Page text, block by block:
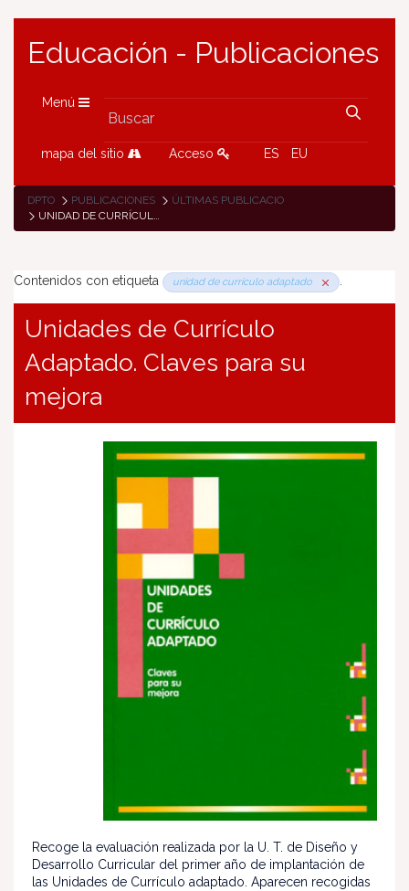
Educación - Publicaciones
Menú
mapa del sitio Acceso ES EU
DPTO PUBLICACIONES
ÚLTIMAS PUBLICACIONES
UNIDAD DE CURRÍCULO ADAPTADO
Contenidos con etiqueta unidad de currículo adaptado .
Unidades de Currículo
Adaptado. Claves para su
mejora
Recoge la evaluación realizada por la U. T. de Diseño y
Desarrollo Curricular del primer año de implantación de
las Unidades de Currículo adaptado. Aparecen recogidas